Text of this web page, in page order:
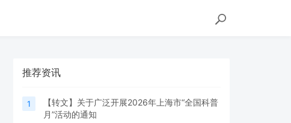
推荐资讯
1
【转文】关于广泛开展2026年上海市“全国科普
月”活动的通知